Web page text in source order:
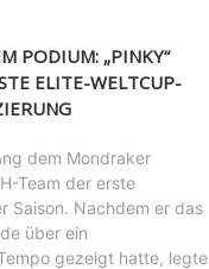
PODIUM: „PINKY“
ELITE-WELTCUP-
dem Mondraker
Team der erste
Saison. Nachdem er das
über ein
gezeigt hatte, legte